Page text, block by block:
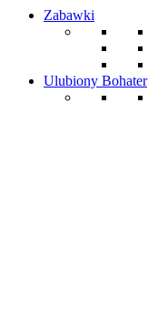
Zabawki
Ulubiony Bohater